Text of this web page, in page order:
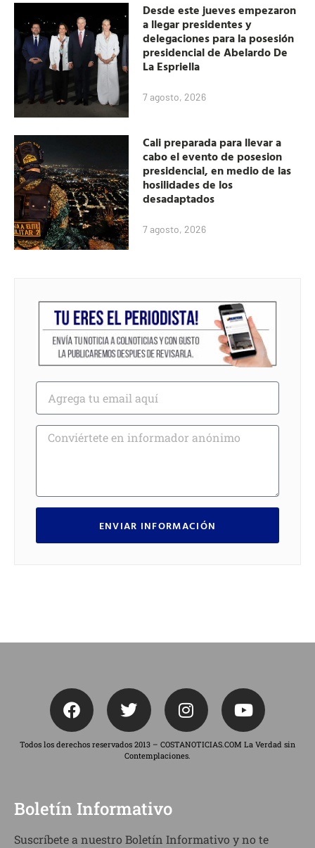
Desde este jueves empezaron
a llegar presidentes y
delegaciones para la posesión
presidencial de Abelardo De
La Espriella
7 agosto, 2026
Cali preparada para llevar a
cabo el evento de posesion
presidencial, en medio de las
hosilidades de los
desadaptados
7 agosto, 2026
ENVIAR INFORMACIÓN
Todos los derechos reservados 2013 – COSTANOTICIAS.COM La Verdad sin
Contemplaciones.
Boletín Informativo
Suscríbete a nuestro Boletín Informativo y no te